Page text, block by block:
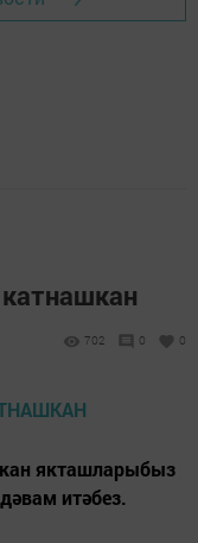
702 0 0
якташларыбыз
итәбез.